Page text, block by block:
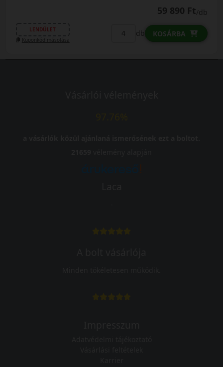
59 890 Ft/db
LENDÜLET
Kuponkód másolása
db KOSÁRBA